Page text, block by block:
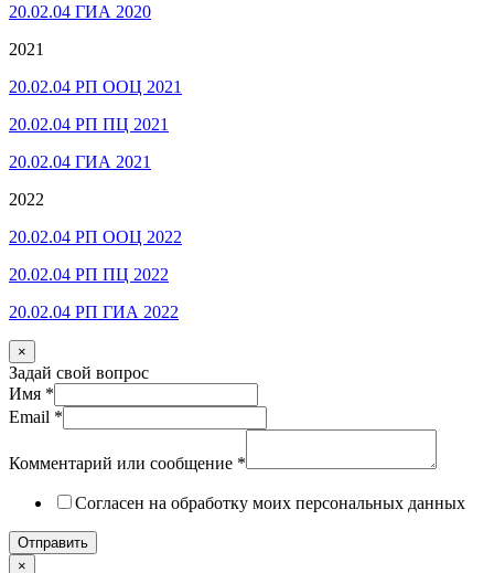
20.02.04 ГИА 2020
2021
20.02.04 РП ООЦ 2021
20.02.04 РП ПЦ 2021
20.02.04 ГИА 2021
2022
20.02.04 РП ООЦ 2022
20.02.04 РП ПЦ 2022
20.02.04 РП ГИА 2022
×
Задай свой вопрос
Имя *
Email *
Комментарий или сообщение *
Согласен на обработку моих персональных данных
Отправить
×